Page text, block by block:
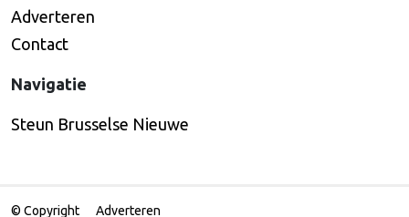
Adverteren
Contact
Navigatie
Steun Brusselse Nieuwe
© Copyright Adverteren